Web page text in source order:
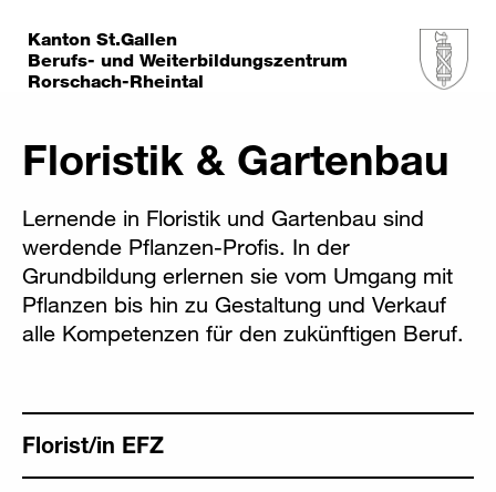
Kanton St.Gallen
Berufs- und Weiterbildungszentrum
Rorschach-Rheintal
Floristik & Gartenbau
Lernende in Floristik und Gartenbau sind
werdende Pflanzen-Profis. In der
Grundbildung erlernen sie vom Umgang mit
Pflanzen bis hin zu Gestaltung und Verkauf
alle Kompetenzen für den zukünftigen Beruf.
Florist/in EFZ